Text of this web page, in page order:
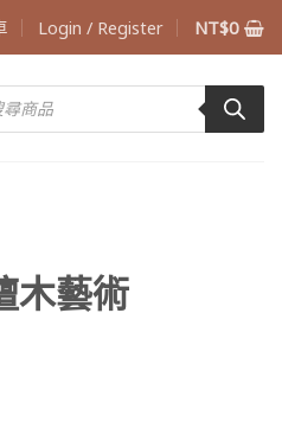
Login / Register NT$0
木藝術